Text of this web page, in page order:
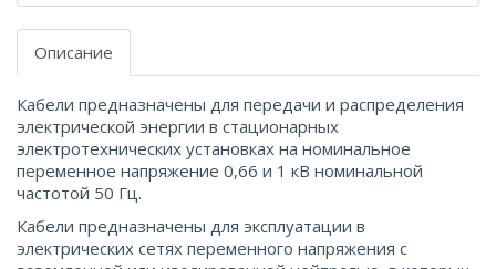
Описание
Кабели предназначены для передачи и распределения
электрической энергии в стационарных
электротехнических установках на номинальное
переменное напряжение 0,66 и 1 кВ номинальной
частотой 50 Гц.
Кабели предназначены для эксплуатации в
электрических сетях переменного напряжения с